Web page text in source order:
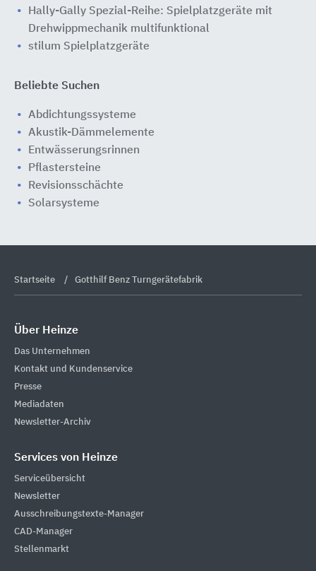
Hally-Gally Spezial-Reihe: Spielplatzgeräte mit
Drehwippmechanik multifunktional
stilum Spielplatzgeräte
Beliebte Suchen
Abdichtungssysteme
Akustik-Dämmelemente
Entwässerungsrinnen
Pflastersteine
Revisionsschächte
Solarsysteme
Startseite Gotthilf Benz Turngerätefabrik
Über Heinze
Das Unternehmen
Kontakt und Kundenservice
Presse
Mediadaten
Newsletter-Archiv
Services von Heinze
Serviceübersicht
Newsletter
Ausschreibungstexte-Manager
CAD-Manager
Stellenmarkt